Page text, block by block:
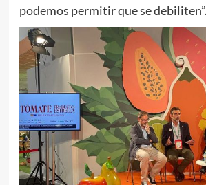
podemos permitir que se debiliten”.